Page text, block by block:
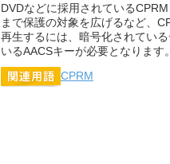
DVDなどに採用されている
まで保護の対象を広げるなど、
再生するには、暗号化されてい
いるAACSキーが必要となります。
CPRM